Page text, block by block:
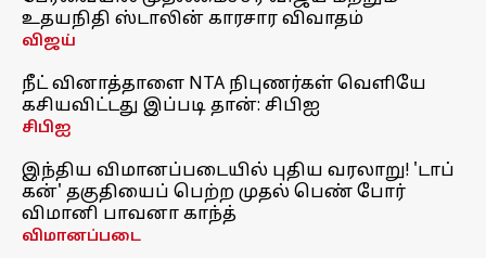
உதயநிதி ஸ்டாலின் காரசார விவாதம்
விஜய்
நீட் வினாத்தாளை NTA நிபுணர்கள் வெளியே
கசியவிட்டது இப்படி தான்: சிபிஐ
சிபிஐ
இந்திய விமானப்படையில் புதிய வரலாறு! 'டாப்
கன்' தகுதியைப் பெற்ற முதல் பெண் போர்
விமானி பாவனா காந்த்
விமானப்படை